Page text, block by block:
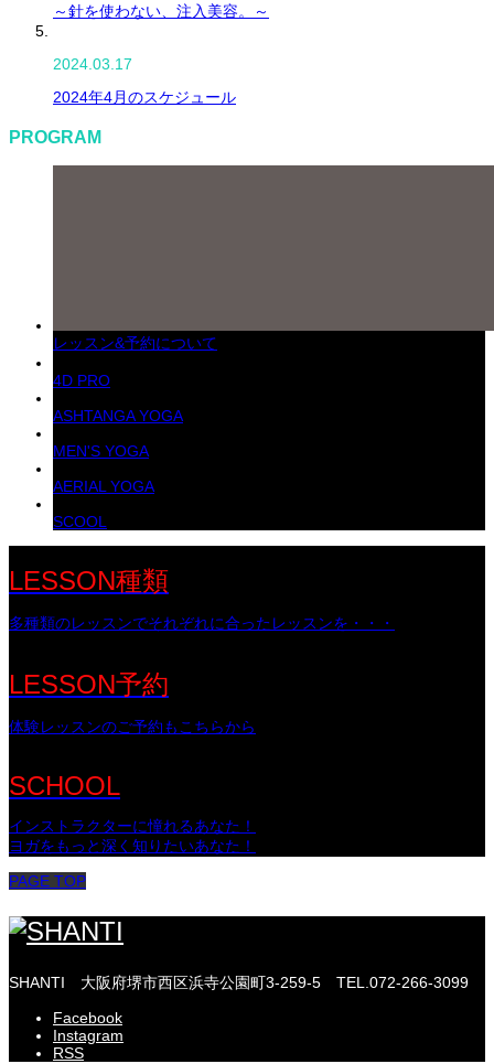
～針を使わない、注入美容。～
2024.03.17
2024年4月のスケジュール
PROGRAM
レッスン&予約について
4D PRO
ASHTANGA YOGA
MEN'S YOGA
AERIAL YOGA
SCOOL
LESSON種類
多種類のレッスンでそれぞれに合ったレッスンを・・・
LESSON予約
体験レッスンのご予約もこちらから
SCHOOL
インストラクターに憧れるあなた！
ヨガをもっと深く知りたいあなた！
PAGE TOP
SHANTI 大阪府堺市西区浜寺公園町3-259-5
TEL.072-266-3099
Facebook
Instagram
RSS